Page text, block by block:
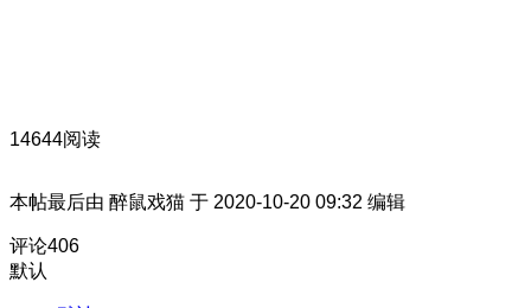
14644阅读
本帖最后由 醉鼠戏猫 于 2020-10-20 09:32 编辑
评论406
默认